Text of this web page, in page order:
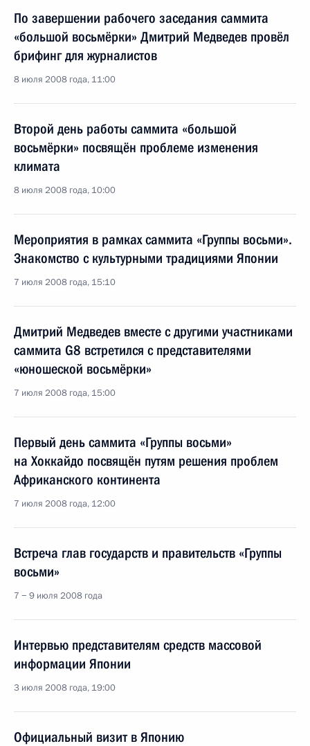
По завершении рабочего заседания саммита
«большой восьмёрки» Дмитрий Медведев провёл
брифинг для журналистов
8 июля 2008 года, 11:00
Второй день работы саммита «большой
восьмёрки» посвящён проблеме изменения
климата
8 июля 2008 года, 10:00
Мероприятия в рамках саммита «Группы восьми».
Знакомство с культурными традициями Японии
7 июля 2008 года, 15:10
Дмитрий Медведев вместе с другими участниками
саммита G8 встретился с представителями
«юношеской восьмёрки»
7 июля 2008 года, 15:00
Первый день саммита «Группы восьми»
на Хоккайдо посвящён путям решения проблем
Африканского континента
7 июля 2008 года, 12:00
Встреча глав государств и правительств «Группы
восьми»
7 − 9 июля 2008 года
Интервью представителям средств массовой
информации Японии
3 июля 2008 года, 19:00
Официальный визит в Японию